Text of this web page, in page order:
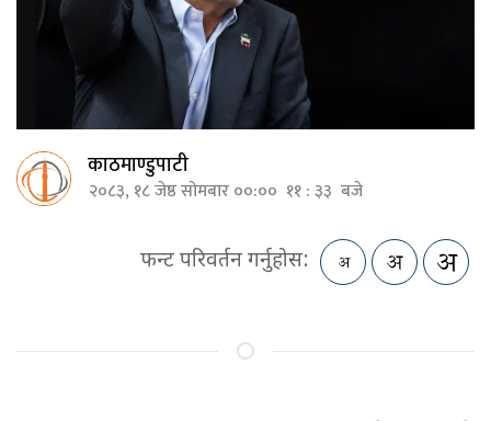
काठमाण्डुपाटी
२०८३, १८ जेष्ठ सोमबार ००:०० ११ : ३३ बजे
फन्ट परिवर्तन गर्नुहोस: